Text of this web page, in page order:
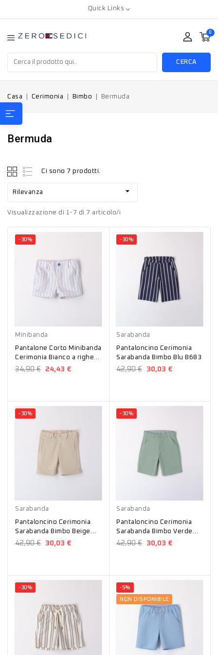
Quick Links
0
CERCA
Casa Cerimonia Bimbo Bermuda
Bermuda
Ci sono 7 prodotti.
Rilevanza 
Visualizzazione di 1-7 di 7 articolo/i
-30%
Minibanda
Pantalone Corto Minibanda
Cerimonia Bianco a righe
B620
34,90 € 24,43 €
-30%
Sarabanda
Pantaloncino Cerimonia
Sarabanda Bimbo Blu B683
42,90 € 30,03 €
-30%
Sarabanda
Pantaloncino Cerimonia
Sarabanda Bimbo Beige
B684
42,90 € 30,03 €
-30%
Sarabanda
Pantaloncino Cerimonia
Sarabanda Bimbo Verde
B681
42,90 € 30,03 €
-30% -5%
NON DISPONIBILE